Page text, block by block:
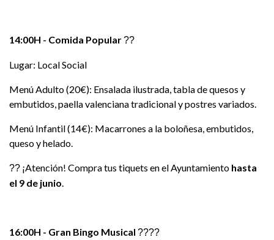
14:00H - Comida Popular??
Lugar: Local Social
Menú Adulto (20€): Ensalada ilustrada, tabla de quesos y
embutidos, paella valenciana tradicional y postres variados.
Menú Infantil (14€): Macarrones a la boloñesa, embutidos,
queso y helado.
?? ¡Atención! Compra tus tiquets en el Ayuntamiento hasta
el 9 de junio
16:00H - Gran Bingo Musical ????